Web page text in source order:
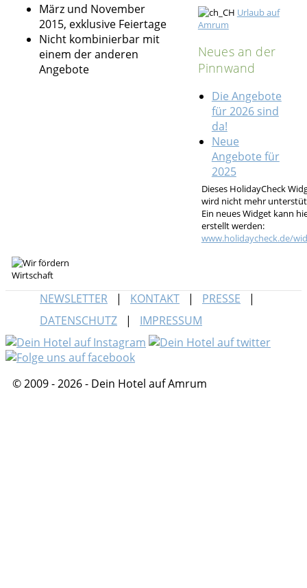
März und November
2015, exklusive Feiertage
Nicht kombinierbar mit
einem der anderen
Angebote
Urlaub auf
Amrum
Neues an der
Pinnwand
Die Angebote
für 2026 sind
da!
Neue
Angebote für
2025
Dieses HolidayCheck
wird nicht mehr
Ein neues Widget kann
erstellt werden:
www.holidaycheck.de/
NEWSLETTER KONTAKT
PRESSE
DATENSCHUTZ
IMPRESSUM
© 2009 - 2026 - Dein Hotel auf Amrum